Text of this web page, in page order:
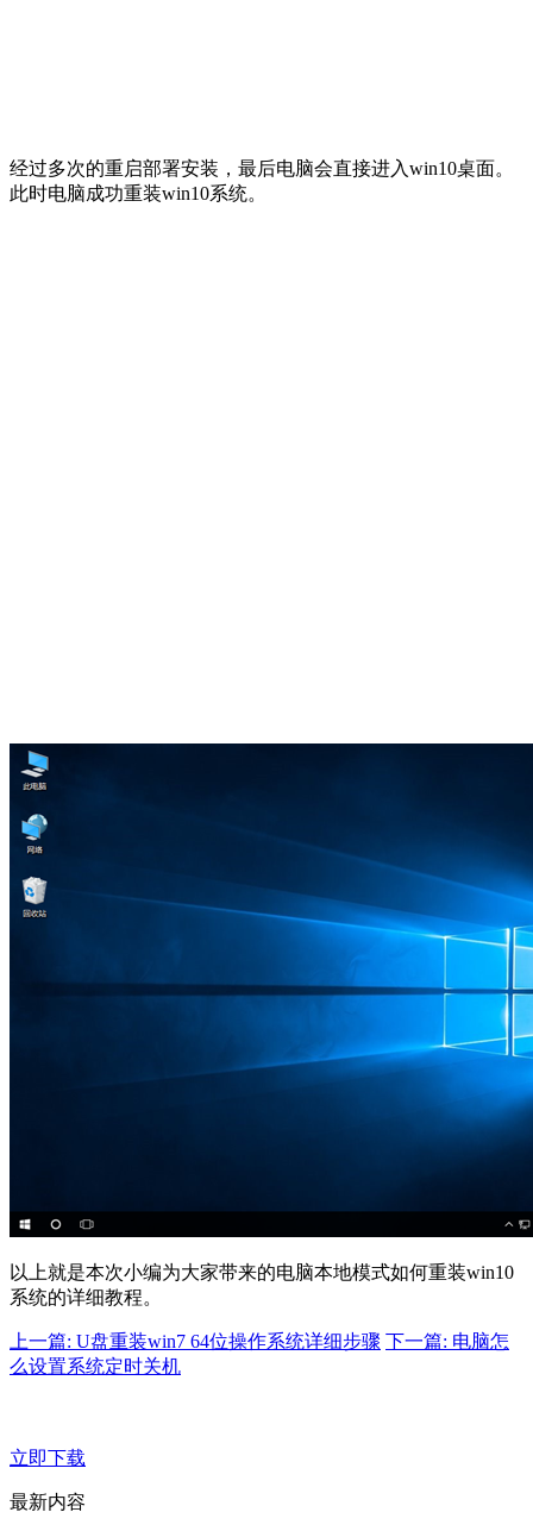
经过多次的重启部署安装，最后电脑会直接进入win10桌面。
此时电脑成功重装win10系统。
以上就是本次小编为大家带来的电脑本地模式如何重装win10
系统的详细教程。
上一篇: U盘重装win7 64位操作系统详细步骤 下一篇: 电脑怎
么设置系统定时关机
立即下载
最新内容